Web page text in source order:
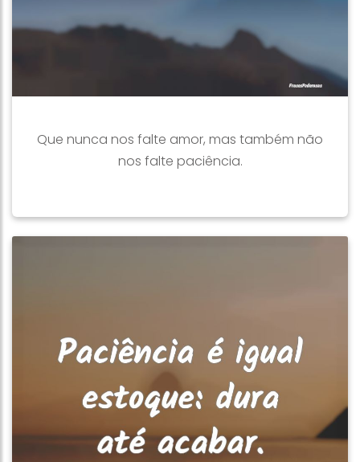
Que nunca nos falte amor, mas também não
nos falte paciência.